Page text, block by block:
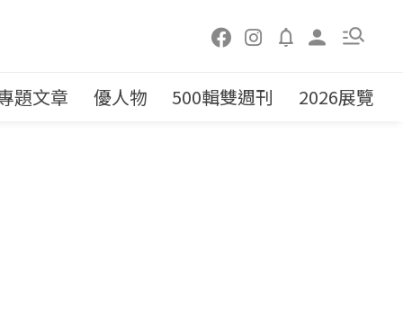
題文章 優人物 500輯雙週刊 2026展覽